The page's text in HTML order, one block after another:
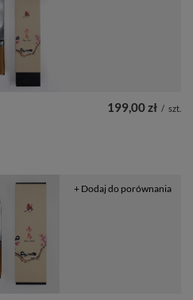
199,00 zł / szt.
+ Dodaj do porównania